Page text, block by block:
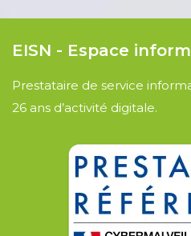
EISN - Espace
Prestataire de service
26 ans d’activité digitale.